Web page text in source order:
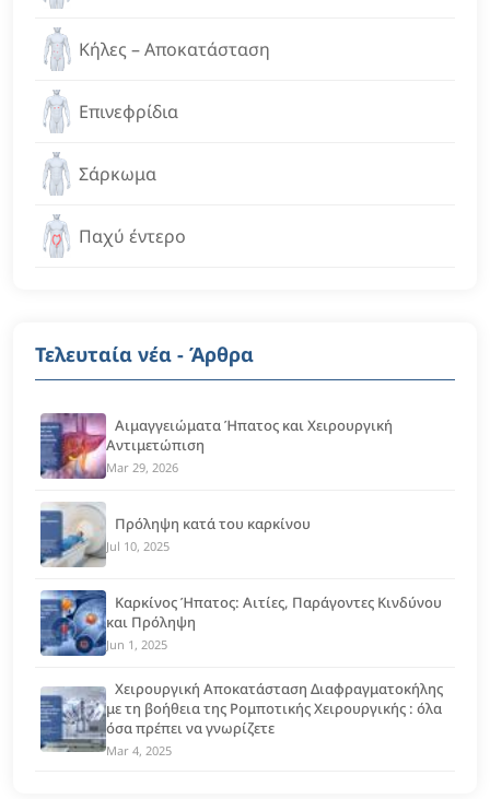
Κήλες – Αποκατάσταση
Επινεφρίδια
Σάρκωμα
Παχύ έντερο
Τελευταία νέα - Άρθρα
Αιμαγγειώματα Ήπατος και Χειρουργική
Αντιμετώπιση
Mar 29, 2026
Πρόληψη κατά του καρκίνου
Jul 10, 2025
Καρκίνος Ήπατος: Αιτίες, Παράγοντες Κινδύνου
και Πρόληψη
Jun 1, 2025
Χειρουργική Αποκατάσταση Διαφραγματοκήλης
με τη βοήθεια της Ρομποτικής Χειρουργικής : όλα
όσα πρέπει να γνωρίζετε
Mar 4, 2025